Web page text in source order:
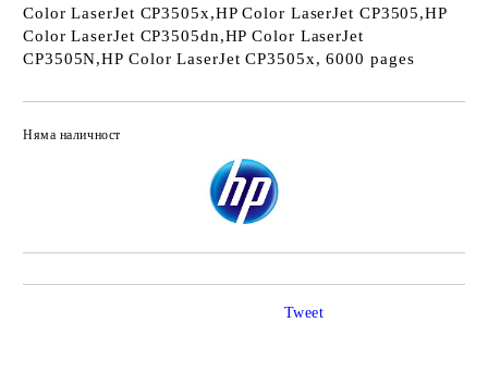
Color LaserJet CP3505x,HP Color LaserJet CP3505,HP
Color LaserJet CP3505dn,HP Color LaserJet
CP3505N,HP Color LaserJet CP3505x, 6000 pages
Няма наличност
Tweet